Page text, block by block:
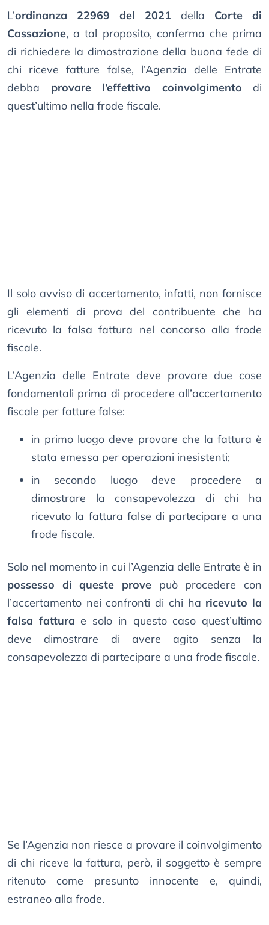
L’ordinanza 22969 del 2021 della Corte di
Cassazione, a tal proposito, conferma che prima
di richiedere la dimostrazione della buona fede di
chi riceve fatture false, l’Agenzia delle Entrate
debba provare l’effettivo coinvolgimento di
quest’ultimo nella frode fiscale.
Il solo avviso di accertamento, infatti, non fornisce
gli elementi di prova del contribuente che ha
ricevuto la falsa fattura nel concorso alla frode
fiscale.
L’Agenzia delle Entrate deve provare due cose
fondamentali prima di procedere all’accertamento
fiscale per fatture false:
in primo luogo deve provare che la fattura è
stata emessa per operazioni inesistenti;
in secondo luogo deve procedere a
dimostrare la consapevolezza di chi ha
ricevuto la fattura false di partecipare a una
frode fiscale.
Solo nel momento in cui l’Agenzia delle Entrate è in
possesso di queste prove può procedere con
l’accertamento nei confronti di chi ha ricevuto la
falsa fattura e solo in questo caso quest’ultimo
deve dimostrare di avere agito senza la
consapevolezza di partecipare a una frode fiscale.
Se l’Agenzia non riesce a provare il coinvolgimento
di chi riceve la fattura, però, il soggetto è sempre
ritenuto come presunto innocente e, quindi,
estraneo alla frode.